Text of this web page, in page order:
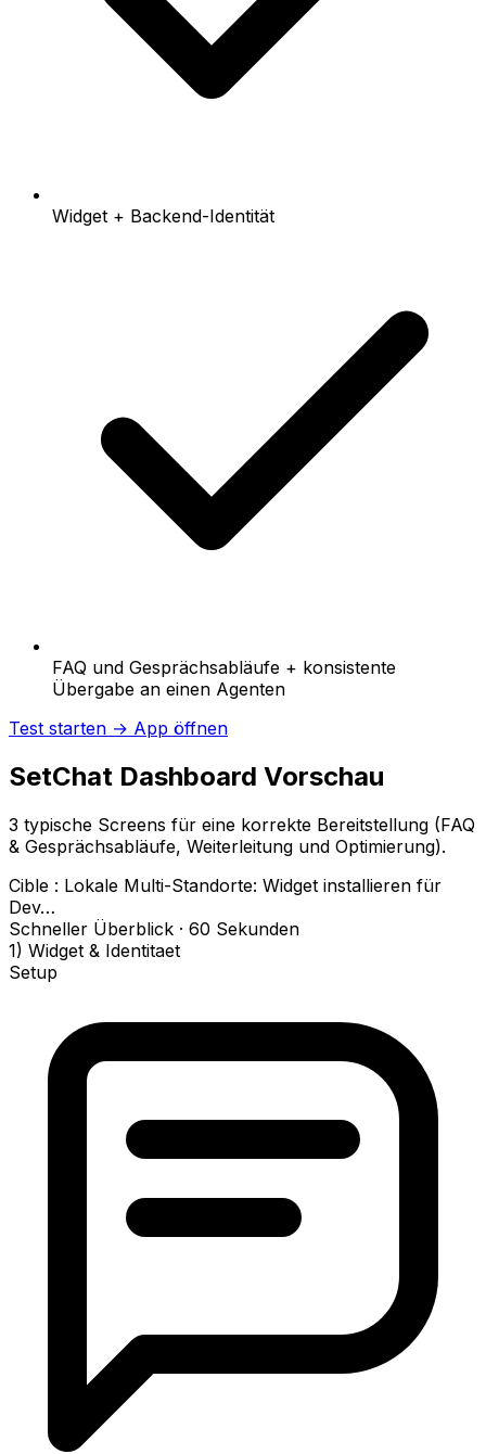
Widget + Backend-Identität
FAQ und Gesprächsabläufe + konsistente
Übergabe an einen Agenten
Test starten → App öffnen
SetChat Dashboard Vorschau
3 typische Screens für eine korrekte Bereitstellung (FAQ
& Gesprächsabläufe, Weiterleitung und Optimierung).
Cible : Lokale Multi-Standorte: Widget installieren für
Dev…
Schneller Überblick · 60 Sekunden
1) Widget & Identitaet
Setup